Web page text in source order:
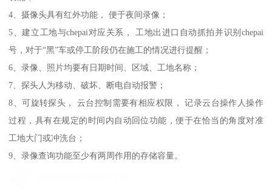
4、摄像头具有红外功能， 便于夜间录像；
5、建立工地与chepai对应关系， 工地出进口自动抓拍并识别chepai
号，对于“黑”车或停工阶段仍在施工的情况进行提醒；
6、录像、照片均要有日期时间、区域、工地名称；
7、探头人为移动、破坏、断电自动报警；
8、可旋转探头， 云台控制需要有相应权限， 记录云台操作人操作
过程，具有在规定的时间内自动回位功能，便于在恰当的角度对准
工地大门或冲洗台；
9、录像查询功能至少有两周作用的存储容量。